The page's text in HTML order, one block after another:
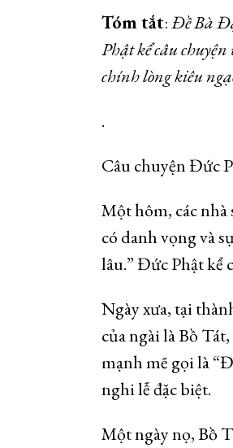
Tóm tắt:Đề Bà
Phật kể câu
chính lòng kiêu
.
Câu chuyện Đức
Một hôm, các
có danh vọng và
lâu.” Đức Phật kể
Ngày xưa, tại
của ngài là Bồ
mạnh mẽ gọi là
nghi lễ đặc biệt.
Một ngày nọ, Bồ